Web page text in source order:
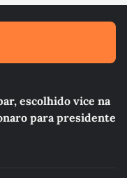
escolhido vice na
para presidente